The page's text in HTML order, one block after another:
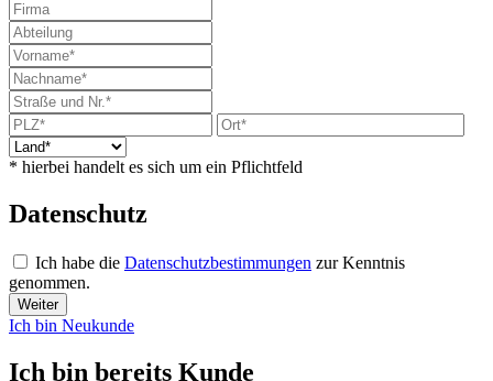
* hierbei handelt es sich um ein Pflichtfeld
Datenschutz
Ich habe die Datenschutzbestimmungen zur Kenntnis
genommen.
Weiter
Ich bin Neukunde
Ich bin bereits Kunde